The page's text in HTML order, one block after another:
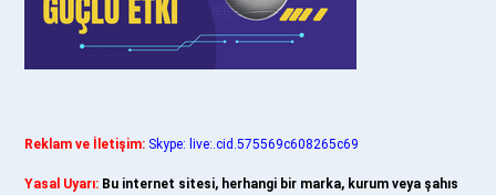
Reklam ve İletişim: Skype: live:.cid.575569c608265c69
Yasal Uyarı: Bu internet sitesi, herhangi bir marka, kurum veya şahıs